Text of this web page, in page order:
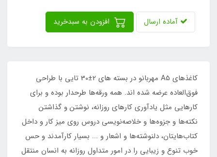
آماده ارسال
کاغذهای A5 مهربانو در بسته های 2±30 تایی با طراحی
فوق‌العاده عرضه شده اند. همه ورقه‌ها طرحدار بوده و برای
کارهایی مثل یادآوری کارهای روزانه، نوشتن و گذاشتن
نکته‌ها و جزوه‌ها و خلاصه‌نویسی دروس روی میز کار و داخل
کتاب‌هایتان، دلنوشته‌ها و اشعار و ... بسیار کارآمدند و حس
خوب تنوع و زیبایی را در امور متداول روزانه به انسان منتقل